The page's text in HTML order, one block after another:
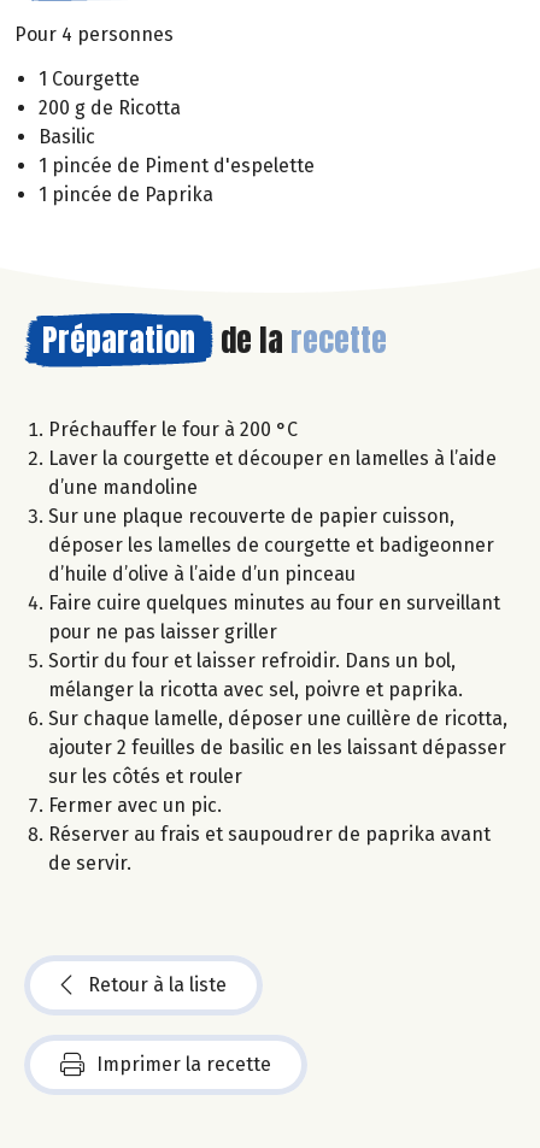
Pour 4 personnes
1 Courgette
200 g de Ricotta
Basilic
1 pincée de Piment d'espelette
1 pincée de Paprika
Préparation de la recette
Préchauffer le four à 200 °C
Laver la courgette et découper en lamelles à l’aide
d’une mandoline
Sur une plaque recouverte de papier cuisson,
déposer les lamelles de courgette et badigeonner
d’huile d’olive à l’aide d’un pinceau
Faire cuire quelques minutes au four en surveillant
pour ne pas laisser griller
Sortir du four et laisser refroidir. Dans un bol,
mélanger la ricotta avec sel, poivre et paprika.
Sur chaque lamelle, déposer une cuillère de ricotta,
ajouter 2 feuilles de basilic en les laissant dépasser
sur les côtés et rouler
Fermer avec un pic.
Réserver au frais et saupoudrer de paprika avant
de servir.
Retour à la liste
Imprimer la recette